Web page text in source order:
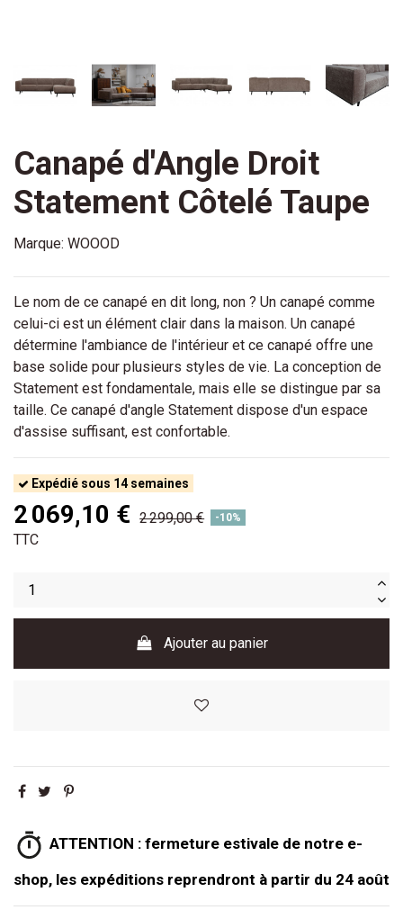
Canapé d'Angle Droit
Statement Côtelé Taupe
Marque: WOOOD
Le nom de ce canapé en dit long, non ? Un canapé comme
celui-ci est un élément clair dans la maison. Un canapé
détermine l'ambiance de l'intérieur et ce canapé offre une
base solide pour plusieurs styles de vie. La conception de
Statement est fondamentale, mais elle se distingue par sa
taille. Ce canapé d'angle Statement dispose d'un espace
d'assise suffisant, est confortable.
Expédié sous 14 semaines
2 069,10 € 2 299,00 € -10%
TTC
Ajouter au panier
ATTENTION : fermeture estivale de notre e-
shop, les expéditions reprendront à partir du 24 août